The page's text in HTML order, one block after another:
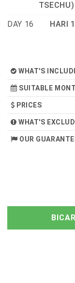
TSECHU)
DAY 16 HARI
WHAT'S
SUITABLE
PRICES
WHAT'S
OUR